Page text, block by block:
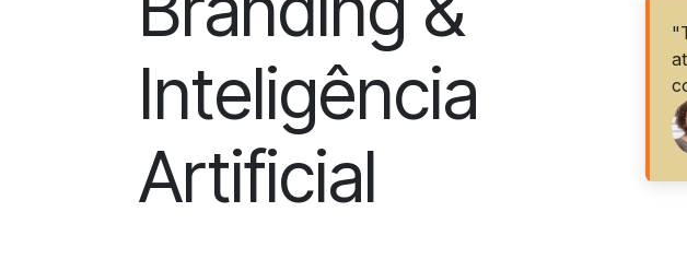
Inteligência
Artificial